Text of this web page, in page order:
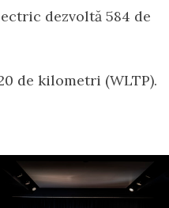
dezvoltă 584 de
de kilometri (WLTP).